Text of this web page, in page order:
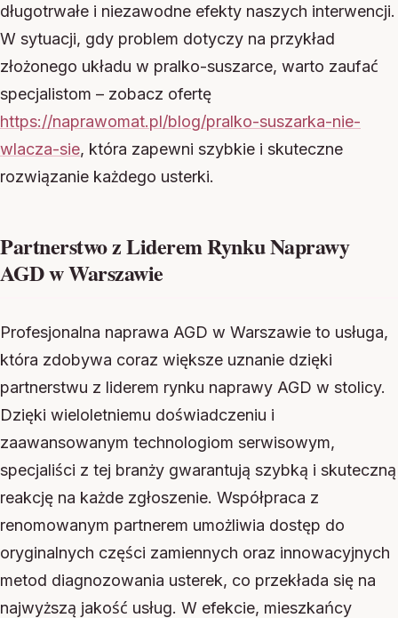
długotrwałe i niezawodne efekty naszych interwencji.
W sytuacji, gdy problem dotyczy na przykład
złożonego układu w pralko-suszarce, warto zaufać
specjalistom – zobacz ofertę
https://naprawomat.pl/blog/pralko-suszarka-nie-
wlacza-sie, która zapewni szybkie i skuteczne
rozwiązanie każdego usterki.
Partnerstwo z Liderem Rynku Naprawy
AGD w Warszawie
Profesjonalna naprawa AGD w Warszawie to usługa,
która zdobywa coraz większe uznanie dzięki
partnerstwu z liderem rynku naprawy AGD w stolicy.
Dzięki wieloletniemu doświadczeniu i
zaawansowanym technologiom serwisowym,
specjaliści z tej branży gwarantują szybką i skuteczną
reakcję na każde zgłoszenie. Współpraca z
renomowanym partnerem umożliwia dostęp do
oryginalnych części zamiennych oraz innowacyjnych
metod diagnozowania usterek, co przekłada się na
najwyższą jakość usług. W efekcie, mieszkańcy